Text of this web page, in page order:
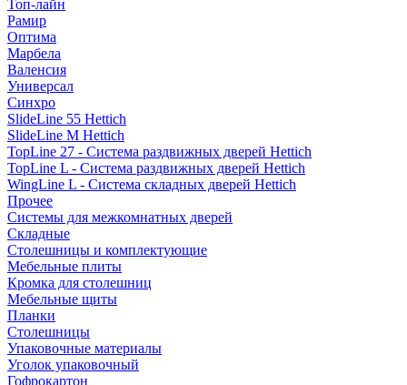
Топ-лайн
Рамир
Оптима
Марбела
Валенсия
Универсал
Синхро
SlideLine 55 Hettich
SlideLine M Hettich
TopLine 27 - Система раздвижных дверей Hettich
TopLine L - Система раздвижных дверей Hettich
WingLine L - Система складных дверей Hettich
Прочее
Системы для межкомнатных дверей
Складные
Столешницы и комплектующие
Мебельные плиты
Кромка для столешниц
Мебельные щиты
Планки
Столешницы
Упаковочные материалы
Уголок упаковочный
Гофрокартон